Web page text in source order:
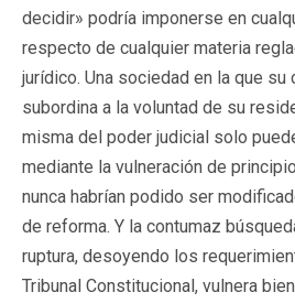
decidir» podría imponerse en
respecto de cualquier materia
jurídico. Una sociedad en la que su
subordina a la voluntad de su
misma del poder judicial solo
mediante la vulneración de
nunca habrían podido ser
de reforma. Y la contumaz
ruptura, desoyendo los
Tribunal Constitucional, vulnera